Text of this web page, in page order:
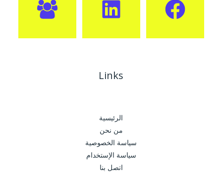
Links
الرئيسية
من نحن
سياسة الخصوصية
سياسة الإستخدام
اتصل بنا